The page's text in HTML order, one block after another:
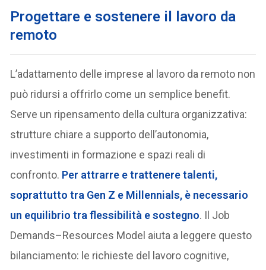
Progettare e sostenere il lavoro da
remoto
L’adattamento delle imprese al lavoro da remoto non
può ridursi a offrirlo come un semplice benefit.
Serve un ripensamento della cultura organizzativa:
strutture chiare a supporto dell’autonomia,
investimenti in formazione e spazi reali di
confronto. Per attrarre e trattenere talenti,
soprattutto tra Gen Z e Millennials, è necessario
un equilibrio tra flessibilità e sostegno. Il Job
Demands–Resources Model aiuta a leggere questo
bilanciamento: le richieste del lavoro cognitive,